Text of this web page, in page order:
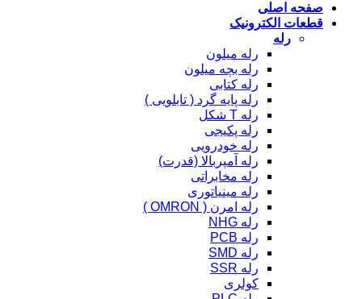
صفحه اصلی
قطعات الکترونیک
رله
رله میلون
رله بچه میلون
رله کتابی
رله پایه گرد ( تابلویی )
رله T شکل
رله پکیجی
رله خودرویی
رله آمپربالا (قدرت)
رله مخابراتی
رله مینیاتوری
رله امرن ( OMRON )
رله NHG
رله PCB
رله SMD
رله SSR
کولری